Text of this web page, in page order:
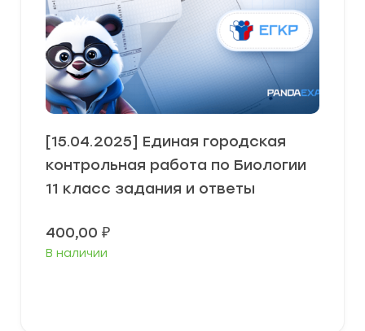
[15.04.2025] Единая городская
контрольная работа по Биологии
11 класс задания и ответы
400,00 ₽
В наличии